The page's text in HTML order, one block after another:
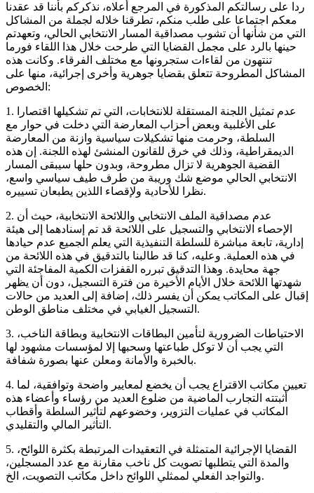
ردا على رسالتكم المذكورة في المرجع أعلاه، نذكركم بأننا قد عقدنا
معكم اجتماعا على طلب منكم، تطرقنا خلاله لجملة من المشاكل
التي من شأنها أن تشوب مصداقية المسار الانتخابي الحالي، وتعهدتم
حينها بالرد على مجمل القضايا التي طرحت خلال هذا اللقاء فورما
تنتهون من لقاءات ستجرونها مع مختلف الفرقاء. وكانت هذه
المشاكل المطروحة تتعلق بقضايا جوهرية وأخرى إجرائية، منها على
الخصوص:
1. عدم تمثيل اللجنة المستقلة للانتخابات، التي تم تشكيلها اقتصارا
على الأغلبية وبعض أحزاب المعارضة التي دخلت في حوار مع
السلطة، وحرمت منها تشكيلات سياسية وازنة من المعارضة
الديمقراطية، وذلك في خرق للقانون المنشئ لهذه اللجنة. إن هذه
القضية الجوهرية لا تزال مطروحة، وبدون حلها سيبقى المسار
الانتخابي الحالي موضع شك وريبة من طرف طيف سياسي واسع،
نظرا للأحادية ولإقصاء اللذين يطبعان تسييره.
2. عدم مصداقية الملف الانتخابي واللائحة الانتخابية، حيث أن
الإحصاء الانتخابي والتسجيل على اللائحة قد تم إسنادهما إلى هيئة
إدارية، تابعة مباشرة للسلطة التنفيذية التي يعلم الجميع عدم حيادها
في هذه العملية. وعليه، كنا قد طالبنا بالتدقيق في هذه اللائحة من
جهة محايدة. وهذا التدقيق تبرره القفزات الكمية المفاجئة التي
شهدتها اللائحة خلال الأيام الأخيرة من فترة التسجيل، دون أن يظهر
إقبال على المكاتب يمكن أن يفسر ذلك، إضافة إلى العديد من حالات
التسجيل الغيابي في مختلف مناطق الوطن.
3. الاحتياطات الضرورية لتأمين البطاقات الانتخابية وبطاقة الناخب،
التي يجب أن لا توكل طباعتها وسحبها إلا لمؤسسات مشهود لها
بالخبرة والأمانة ومعلن عنها بصورة شفافة.
4. تعيين مكاتب الاقتراع يجب أن يخضع لمعايير واضحة وتوافقية، لما
أثبتته التجارب الماضية من ضلوع العديد من رؤساء وأعضاء هذه
المكاتب في عمليات التزوير، وخضوعهم لتأثير السلطة وأقطاب
التأثير المالي والتقليدي.
5. القضايا الإجرائية المتمثلة في التعقيدات المرتبطة بكثرة اللوائح،
والمدة التي يتطلبها تصويت كل ناخب مقارنة مع عدد المسجلين،
والتواجد الفعلي لممثلي اللوائح داخل مكاتب التصويت، الخ.